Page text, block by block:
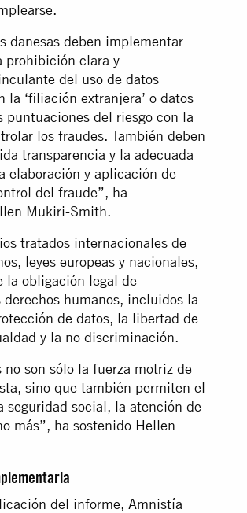
danesas deben implementar
prohibición clara y
del uso de datos
la ‘filiación extranjera’ o datos
puntuaciones del riesgo con la
los fraudes. También deben
transparencia y la adecuada
elaboración y aplicación de
del fraude”, ha
Mukiri-Smith.
tratados internacionales de
leyes europeas y nacionales,
la obligación legal de
derechos humanos, incluidos la
de datos, la libertad de
y la no discriminación.
no son sólo la fuerza motriz de
sino que también permiten el
seguridad social, la atención de
más”, ha sostenido Hellen
del informe, Amnistía